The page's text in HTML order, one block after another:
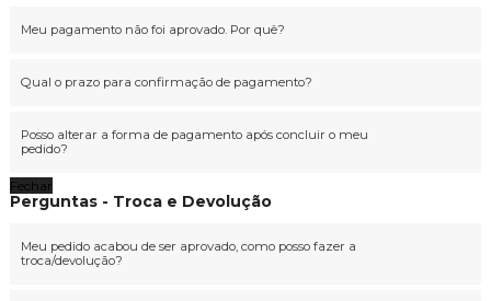
Meu pagamento não foi aprovado. Por quê?
Qual o prazo para confirmação de pagamento?
Posso alterar a forma de pagamento após concluir o meu
pedido?
Fechar
Perguntas - Troca e Devolução
Meu pedido acabou de ser aprovado, como posso fazer a
troca/devolução?